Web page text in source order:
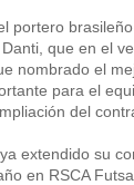
portero
que en el
nombrado el
para el
del
extendido su
en RSCA